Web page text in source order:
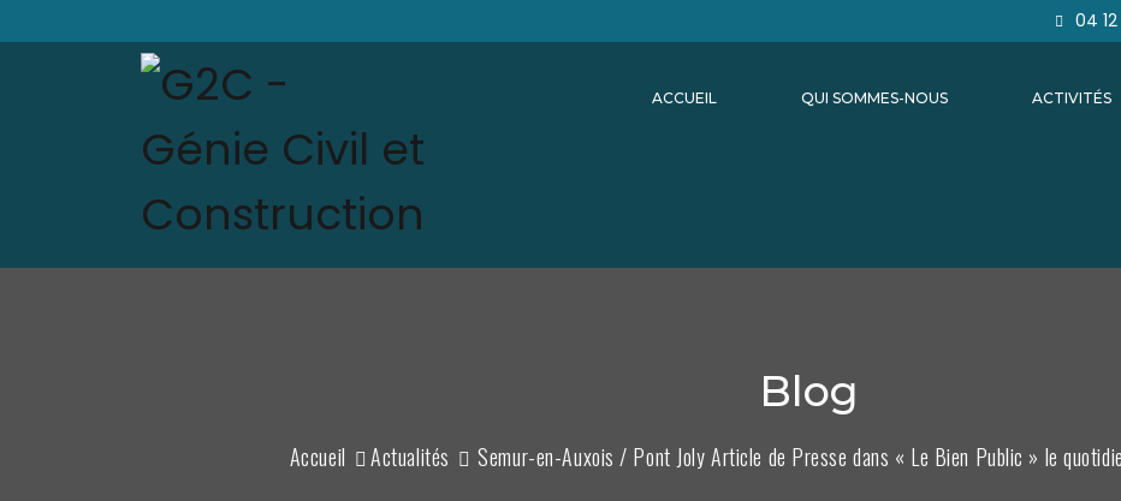
04
ACCUEIL QUI SOMMES-NOUS ACTIVITÉS
Blog
Accueil Actualités Semur-en-Auxois / Pont Joly Article de Presse dans « Le Bien Public » le